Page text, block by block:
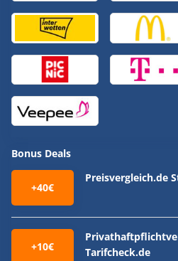
Bonus Deals
+40€
Preisvergleich.de
+10€
Tarifcheck.de